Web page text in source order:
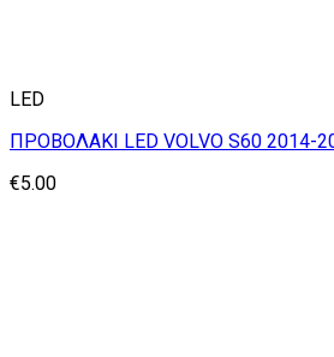
LED
ΠΡΟΒΟΛΑΚΙ LED VOLVO S60 2014-
€5.00